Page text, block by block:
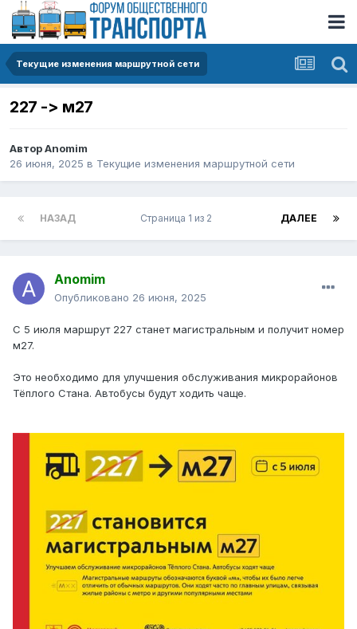
Текущие изменения маршрутной сети
227 -> м27
АвторAnomim
26 июня, 2025 в Текущие изменения маршрутной сети
НАЗАД ДАЛЕЕ
Страница 1 из 2
Anomim
Опубликовано 26 июня, 2025
С 5 июля маршрут 227 станет магистральным и получит номер
м27.
Это необходимо для улучшения обслуживания микрорайонов
Тёплого Стана. Автобусы будут ходить чаще.